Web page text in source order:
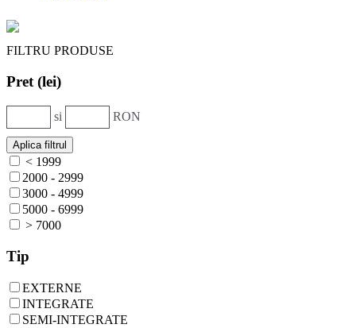
FILTRU PRODUSE
Pret (lei)
si RON
< 1999
2000 - 2999
3000 - 4999
5000 - 6999
> 7000
Tip
EXTERNE
INTEGRATE
SEMI-INTEGRATE